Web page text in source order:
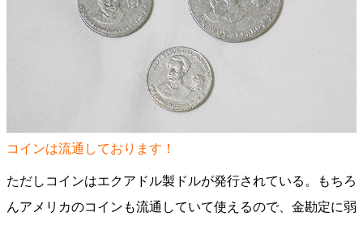
コインは流通しております！
ただしコインはエクアドル製ドルが発行されている。もちろ
んアメリカのコインも流通していて使えるので、金勘定に弱